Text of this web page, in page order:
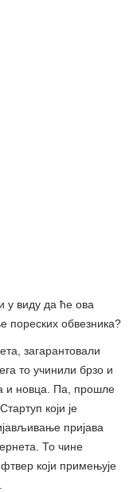
у виду да ће ова
пореских обвезника?
загарантовали
то учинили брзо и
и новца. Па, прошле
који је
пријава
То чине
који примењује